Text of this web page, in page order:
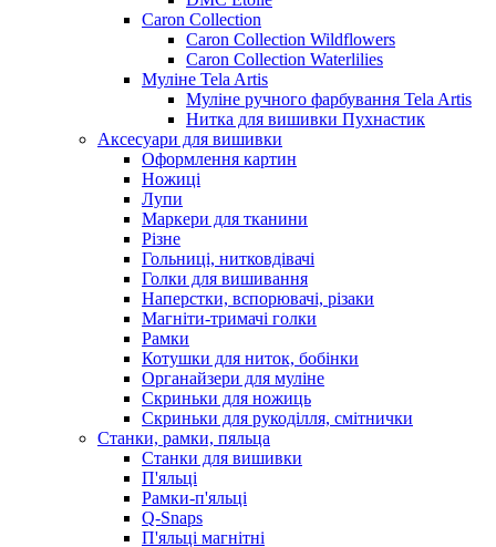
Caron Collection
Caron Collection Wildflowers
Caron Collection Waterlilies
Муліне Tela Artis
Муліне ручного фарбування Tela Artis
Нитка для вишивки Пухнастик
Аксесуари для вишивки
Оформлення картин
Ножиці
Лупи
Маркери для тканини
Різне
Гольниці, нитковдівачі
Голки для вишивання
Наперстки, вспорювачі, різаки
Магніти-тримачі голки
Рамки
Котушки для ниток, бобінки
Органайзери для муліне
Скриньки для ножиць
Скриньки для рукоділля, смітнички
Станки, рамки, пяльца
Станки для вишивки
П'яльці
Рамки-п'яльці
Q-Snaps
П'яльці магнітні